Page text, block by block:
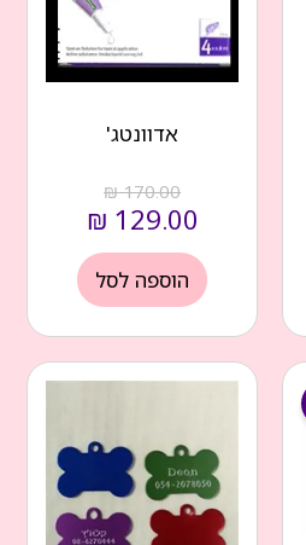
אדוונטג'
₪170.00
₪ 129.00
הוספה לסל